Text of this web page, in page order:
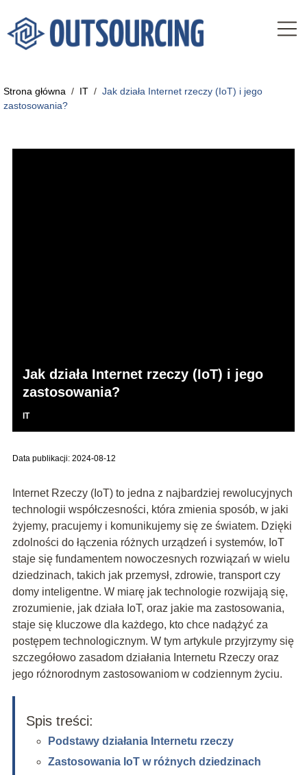
Strona główna / IT / Jak działa Internet rzeczy (IoT) i jego
zastosowania?
Jak działa Internet rzeczy (IoT) i jego
zastosowania?
IT
Data publikacji: 2024-08-12
Internet Rzeczy (IoT) to jedna z najbardziej rewolucyjnych
technologii współczesności, która zmienia sposób, w jaki
żyjemy, pracujemy i komunikujemy się ze światem. Dzięki
zdolności do łączenia różnych urządzeń i systemów, IoT
staje się fundamentem nowoczesnych rozwiązań w wielu
dziedzinach, takich jak przemysł, zdrowie, transport czy
domy inteligentne. W miarę jak technologie rozwijają się,
zrozumienie, jak działa IoT, oraz jakie ma zastosowania,
staje się kluczowe dla każdego, kto chce nadążyć za
postępem technologicznym. W tym artykule przyjrzymy się
szczegółowo zasadom działania Internetu Rzeczy oraz
jego różnorodnym zastosowaniom w codziennym życiu.
Spis treści:
Podstawy działania Internetu rzeczy
Zastosowania IoT w różnych dziedzinach